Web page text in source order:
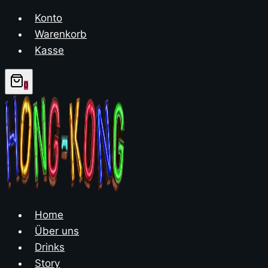
Zum
Inhalt
springen
Konto
Warenkorb
Kasse
0
Home
Über uns
Drinks
Story